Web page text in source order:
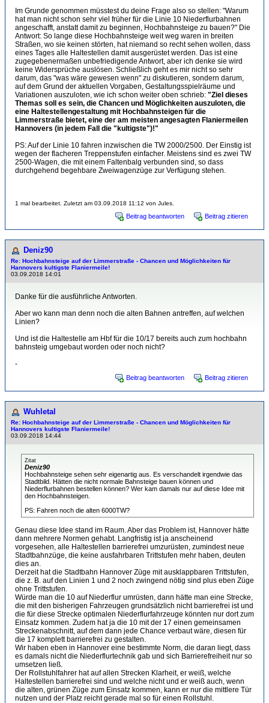
Im Grunde genommen müsstest du deine Frage also so stellen: "Warum
hat man nicht schon sehr viel früher für die Linie 10 Niederflurbahnen
angeschafft, anstatt damit zu beginnen, Hochbahnsteige zu bauen?" Die
Antwort: So lange diese Hochbahnsteige weit weg waren in breiten
Straßen, wo sie keinen störten, hat niemand so recht sehen wollen, dass
eines Tages alle Haltestellen damit ausgerüstet werden. Das ist eine
zugegebenermaßen unbefriedigende Antwort, aber ich denke sie wird
keine Widersprüche auslösen. Schließlich geht es mir nicht so sehr
darum, das "was wäre gewesen wenn" zu diskutieren, sondern darum,
auf dem Grund der aktuellen Vorgaben, Gestaltungsspielräume und
Variationen auszuloten, wie ich schon weiter oben schrieb: "Ziel dieses
Themas soll es sein, die Chancen und Möglichkeiten auszuloten, die
eine Haltestellengestaltung mit Hochbahnsteigen für die
Limmerstraße bietet, eine der am meisten angesagten Flaniermeilen
Hannovers (in jedem Fall die "kultigste")!"
PS: Auf der Linie 10 fahren inzwischen die TW 2000/2500. Der Einstig ist
wegen der flacheren Treppenstufen einfacher. Meistens sind es zwei TW
2500-Wagen, die mit einem Faltenbalg verbunden sind, so dass
durchgehend begehbare Zweiwagenzüge zur Verfügung stehen.
1 mal bearbeitet. Zuletzt am 03.09.2018 11:12 von Jules.
Beitrag beantworten Beitrag zitieren
Deniz90
Re: Hochbahnsteige auf der Limmerstraße - Chancen und Möglichkeiten für
Hannovers kultigste Flaniermeile!
03.09.2018 14:01
Danke für die ausführliche Antworten.
Aber wo kann man denn noch die alten Bahnen antreffen, auf welchen
Linien?
Und ist die Haltestelle am Hbf für die 10/17 bereits auch zum hochbahn
bahnsteig umgebaut worden oder noch nicht?
-
Beitrag beantworten Beitrag zitieren
Wuhletal
Re: Hochbahnsteige auf der Limmerstraße - Chancen und Möglichkeiten für
Hannovers kultigste Flaniermeile!
03.09.2018 14:44
Zitat
Deniz90
Hochbahnsteige sehen sehr eigenartig aus. Es verschandelt irgendwie das
Stadtbild. Hätten die nicht normale Bahnsteige bauen können und
Niederflurbahnen bestellen können? Wer kam damals nur auf diese Idee mit
den Hochbahnsteigen.
PS: Fahren noch die alten 6000TW?
Genau diese Idee stand im Raum. Aber das Problem ist, Hannover hätte
dann mehrere Normen gehabt. Langfristig ist ja anscheinend
vorgesehen, alle Haltestellen barrierefrei umzurüsten, zumindest neue
Stadtbahnzüge, die keine ausfahrbaren Trittstufen mehr haben, deuten
dies an.
Derzeit hat die Stadtbahn Hannover Züge mit ausklappbaren Trittstufen,
die z. B. auf den Linien 1 und 2 noch zwingend nötig sind plus eben Züge
ohne Trittstufen.
Würde man die 10 auf Niederflur umrüsten, dann hätte man eine Strecke,
die mit den bisherigen Fahrzeugen grundsätzlich nicht barrierefrei ist und
die für diese Strecke optimalen Niederflurfahrzeuge könnten nur dort zum
Einsatz kommen. Zudem hat ja die 10 mit der 17 einen gemeinsamen
Streckenabschnitt, auf dem dann jede Chance verbaut wäre, diesen für
die 17 komplett barrierefrei zu gestalten.
Wir haben eben in Hannover eine bestimmte Norm, die daran liegt, dass
es damals nicht die Niederflurtechnik gab und sich Barrierefreiheit nur so
umsetzen ließ.
Der Rollstuhlfahrer hat auf allen Strecken Klarheit, er weiß, welche
Haltestellen barrierefrei sind und welche nicht und er weiß auch, wenn
die alten, grünen Züge zum Einsatz kommen, kann er nur die mittlere Tür
nutzen und der Platz reicht gerade mal so für einen Rollstuhl.